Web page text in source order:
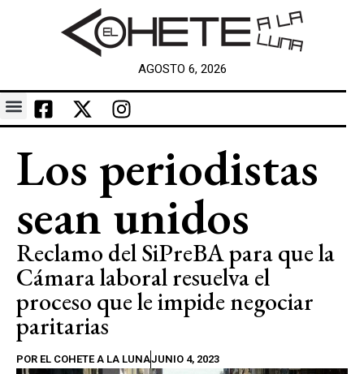
AGOSTO 6, 2026
Los periodistas
sean unidos
Reclamo del SiPreBA para que la
Cámara laboral resuelva el
proceso que le impide negociar
paritarias
POR EL COHETE A LA LUNAJUNIO 4, 2023